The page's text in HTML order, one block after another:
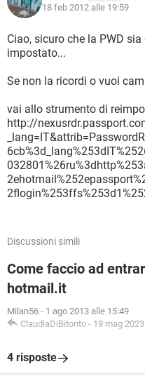
18 feb 2012 alle 19:59
Ciao, sicuro che la PWD
impostato...
Se non la ricordi o vuoi
vai allo strumento di
http://
Discussioni simili
Come faccio ad
hotmail.it
Milan56 - 1 ago 2013 alle 15:49
ClaudiaDiBitonto - 19 mag
4 risposte